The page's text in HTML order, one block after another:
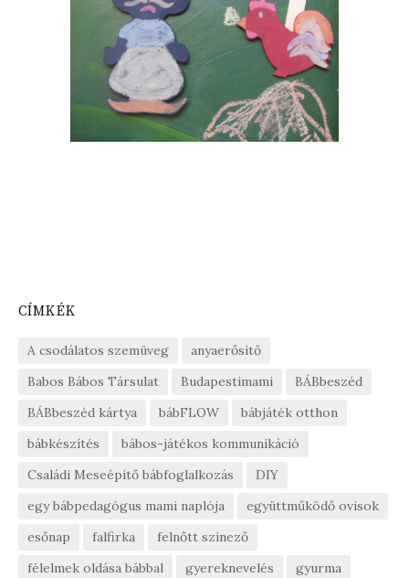
CÍMKÉK
A csodálatos szemüveg
anyaerősítő
Babos Bábos Társulat
Budapestimami
BÁBbeszéd
BÁBbeszéd kártya
bábFLOW
bábjáték otthon
bábkészítés
bábos-játékos kommunikáció
Családi Meseépítő bábfoglalkozás
DIY
egy bábpedagógus mami naplója
együttműködő ovisok
esőnap
falfirka
felnőtt színező
félelmek oldása bábbal
gyereknevelés gyurma